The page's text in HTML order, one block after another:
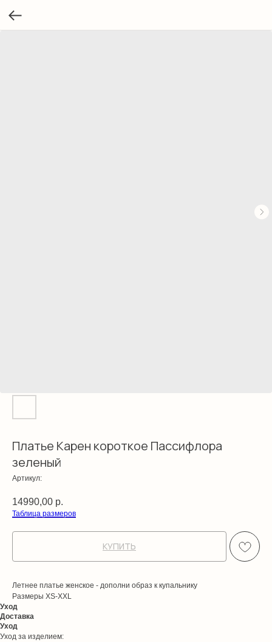
Платье Карен короткое Пассифлора
зеленый
Артикул:
14990,00 р.
Таблица размеров
КУПИТЬ
Летнее платье женское - дополни образ к купальнику
Размеры XS-XXL
Уход
Доставка
Уход
Уход за изделием: